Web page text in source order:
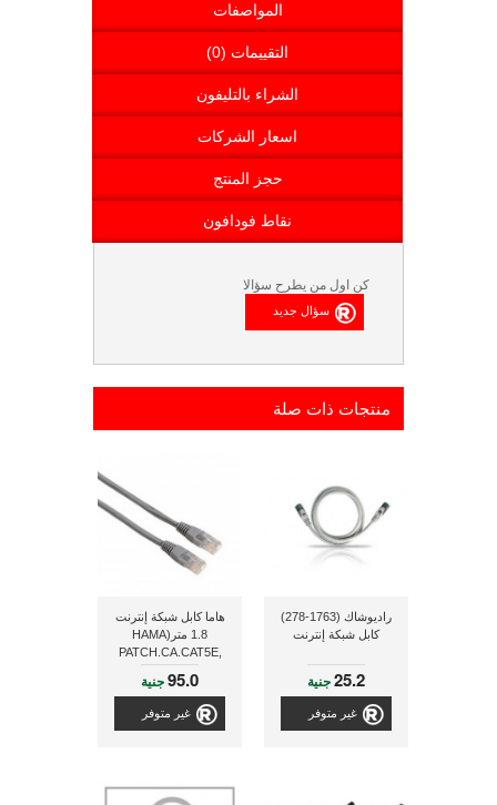
المواصفات
التقييمات (0)
الشراء بالتليفون
اسعار الشركات
حجز المنتج
نقاط فودافون
كن اول من يطرح سؤالا
منتجات ذات صلة
راديوشاك (1763-278)
كابل شبكة إنترنت
25.2جنية
غير متوفر
هاما كابل شبكة إنترنت
1.8 متر(HAMA
PATCH.CA.CAT5E,
1,8M UTP)
95.0جنية
غير متوفر